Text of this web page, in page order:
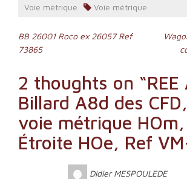
Voie métrique Voie métrique
Navigation
de
l’article
BB 26001 Roco ex 26057 Ref
73865
2 thoughts on “
Billard A8d des
voie métrique
Étroite HOe, Ref
Didier MESPOULEDE